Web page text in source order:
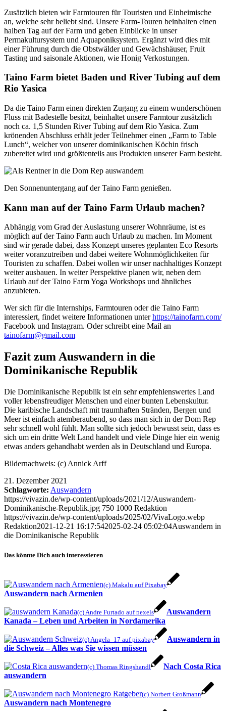
Zusätzlich bieten wir Farmtouren für Touristen und Einheimische
an, welche sehr beliebt sind. Unsere Farm-Touren beinhalten einen
halben Tag auf der Farm und geben Einblicke in unser
Permakultursystem und Aquaponiksystem. Ergänzt wird dies mit
einer Führung durch die Obstwälder und Gewächshäuser, Fruit
Tasting und saisonale Aktionen, wie Honig Verkostungen.
Taino Farm bietet Baden und River Tubing auf dem
Rio Yasica
Da die Taino Farm einen direkten Zugang zu einem wunderschönen
Fluss mit Badestelle besitzt, beinhaltet unsere Farmtour zusätzlich
noch ca. 1,5 Stunden River Tubing auf dem Rio Yasica. Zum
krönenden Abschluss erhält jeder Teilnehmer einen „Farm to Table
Lunch“, welcher von unserer dominikanischen Köchin frisch
zubereitet wird und größtenteils aus Produkten unserer Farm besteht.
Den Sonnenuntergang auf der Taino Farm genießen.
Kann man auf der Taino Farm Urlaub machen?
Abhängig vom Grad der Auslastung unserer Wohnräume, ist es
möglich auf der Taino Farm auch Urlaub zu machen. Im Moment
sind wir gerade dabei, dass Konzept unseres geplanten Eco Resorts
weiter voranzutreiben und dabei weitere Wohnmöglichkeiten für
Touristen zu schaffen. Dabei wollen wir unser nachhaltiges Konzept
weiter ausbauen. In weiter Perspektive planen wir, neben dem
Urlaub auf der Taino Farm Yoga Workshops und ähnliches
anzubieten.
Wer sich für die Internships, Farmtouren oder die Taino Farm
interessiert, findet weitere Informationen unterhttps://tainofarm.com/
Facebook und Instagram. Oder schreibt eine Mail an
tainofarm@gmail.com
Fazit zum Auswandern in die
Dominikanische Republik
Die Dominikanische Republik ist ein sehr empfehlenswertes Land
voller lebensfreudiger Menschen und einer bunten Lebenskultur.
Die karibische Landschaft mit traumhaften Stränden, Bergen und
Meer ist einfach atemberaubend, so dass man sich in der Dom Rep
sehr schnell wohl fühlt. Man sollte sich jedoch bewusst sein, dass es
sich um ein dritte Welt Land handelt und viele Dinge hier ein wenig
etwas anders gehandhabt werden als in Deutschland und Europa.
Bildernachweis: (c) Annick Arff
21. Dezember 2021
Schlagworte: Auswandern
https://vivazin.de/wp-content/uploads/2021/12/Auswandern-
Dominikanische-Republik.jpg 750 1000 Redaktion
https://vivazin.de/wp-content/uploads/2025/02/VivaLogo.webp
Redaktion2021-12-21 16:17:542025-02-24 05:02:04Auswandern in
die Dominikanische Republik
Das könnte Dich auch interessieren
(c) Makalu auf Pixabay
Auswandern nach Armenien
(c) Andre Furtado auf pexels
Auswandern
Kanada – Leben und Arbeiten in Nordamerika
(c) Angela_17 auf pixabay
Auswandern in
die Schweiz – Alles was Sie wissen müssen
(c) Thomas Ringshandl
Nach Costa Rica
auswandern
(c) Norbert Großmann
Auswandern nach Montenegro